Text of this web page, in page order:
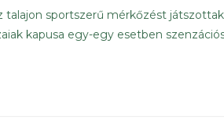
talajon sportszerű mérkőzést
kapusa egy-egy esetben